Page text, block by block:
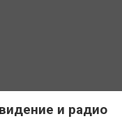
и радио